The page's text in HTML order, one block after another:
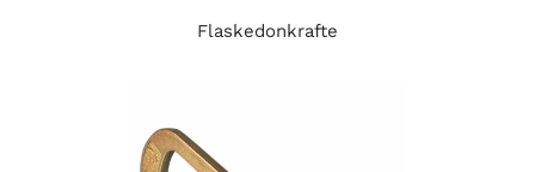
Flaskedonkrafte